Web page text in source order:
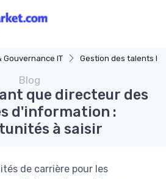
Gouvernance IT Gestion des talents IT
Blog
que directeur des
d'information :
à saisir
de carrière pour les
cookies